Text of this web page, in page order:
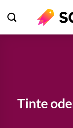
Inhalt
springen
Tinte